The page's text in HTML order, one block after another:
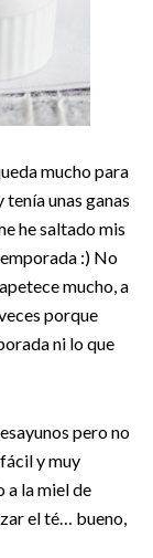
mucho para
unas ganas
he saltado mis
:) No
mucho, a
porque
ni lo que
pero no
y muy
a la miel de
el té… bueno,